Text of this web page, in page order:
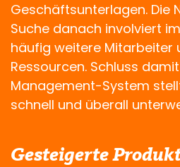
Geschäftsunterlagen. Die
Suche danach involviert
häufig weitere Mitarbeiter
Ressourcen. Schluss
Management-System
schnell und überall
Gesteigerte